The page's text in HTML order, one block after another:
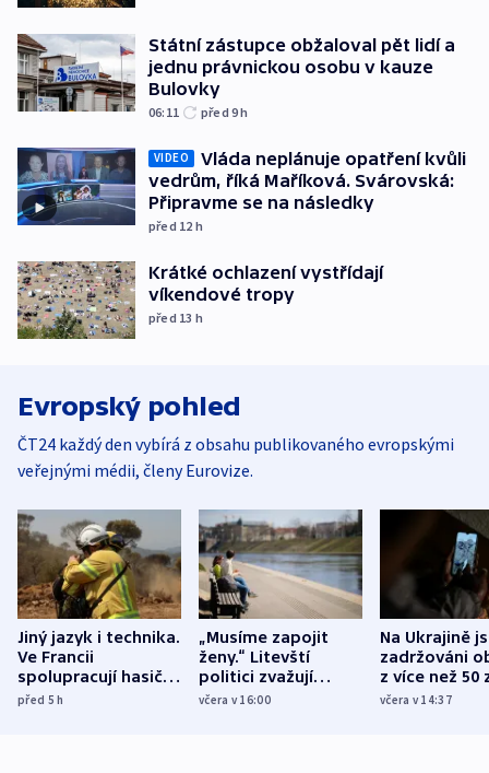
Státní zástupce obžaloval pět lidí a
jednu právnickou osobu v kauze
Bulovky
06:11 před 9h
VIDEO
Vláda neplánuje opatření kvůli
vedrům, říká Maříková. Svárovská:
Připravme se na následky
před 12 h
Krátké ochlazení vystřídají
víkendové tropy
před 13 h
Evropský pohled
ČT24 každý den vybírá z obsahu publikovaného evropskými
veřejnými médii, členy Eurovize.
Jiný jazyk i technika.
Ve Francii
spolupracují hasiči z
různých zemí
před 5h
„Musíme zapojit
ženy.“ Litevští
politici zvažují
dohodu o
včera v 16:00
Na Ukrajině
zadržováni
z více než 50
Bojovali na
včera v 14:37